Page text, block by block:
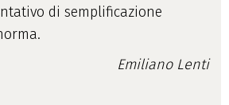
di semplificazione
Emiliano Lenti